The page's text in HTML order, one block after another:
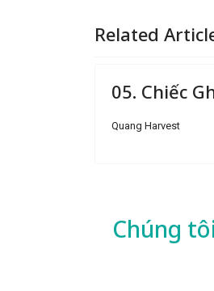
Related
05. Chiếc
Quang Harvest
Chúng